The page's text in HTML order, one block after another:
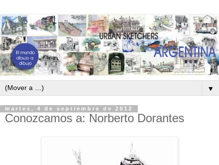
▼
martes, 4 de septiembre de 2012
Conozcamos a: Norberto Dorantes